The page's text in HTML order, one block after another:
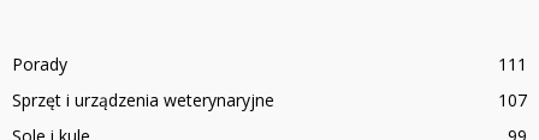
Porady
111
Sprzęt i urządzenia weterynaryjne
107